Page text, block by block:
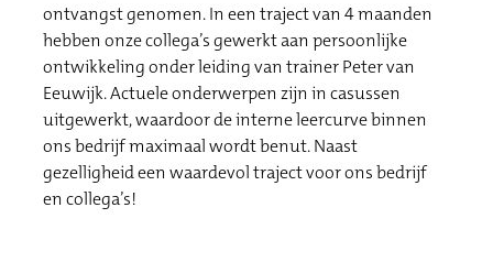
ontvangst genomen. In een traject van 4 maanden
hebben onze collega’s gewerkt aan persoonlijke
ontwikkeling onder leiding van trainer Peter van
Eeuwijk. Actuele onderwerpen zijn in casussen
uitgewerkt, waardoor de interne leercurve binnen
ons bedrijf maximaal wordt benut. Naast
gezelligheid een waardevol traject voor ons bedrijf
en collega’s!